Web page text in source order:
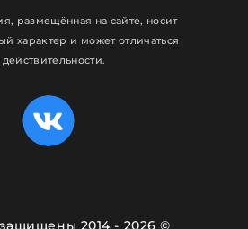
размещённая на сайте, носит
характер и может отличаться
действительности.
2014 - 2026 ©